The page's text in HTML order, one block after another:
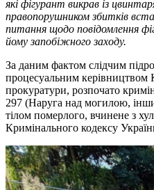
які фігурант викрав із
правопорушником збитків
питання щодо повідомлення
йому запобіжного заходу.
За даним фактом слідчим
процесуальним керівництвом
прокуратури, розпочато
297 (Наруга над могилою,
тілом померлого, вчинене з
Кримінального кодексу